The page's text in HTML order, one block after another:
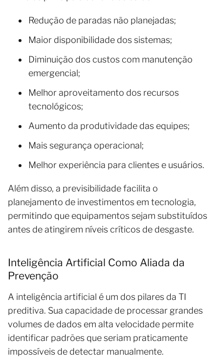
Redução de paradas não planejadas;
Maior disponibilidade dos sistemas;
Diminuição dos custos com manutenção
emergencial;
Melhor aproveitamento dos recursos
tecnológicos;
Aumento da produtividade das equipes;
Mais segurança operacional;
Melhor experiência para clientes e usuários.
Além disso, a previsibilidade facilita o
planejamento de investimentos em tecnologia,
permitindo que equipamentos sejam substituídos
antes de atingirem níveis críticos de desgaste.
Inteligência Artificial Como Aliada da
Prevenção
A inteligência artificial é um dos pilares da TI
preditiva. Sua capacidade de processar grandes
volumes de dados em alta velocidade permite
identificar padrões que seriam praticamente
impossíveis de detectar manualmente.